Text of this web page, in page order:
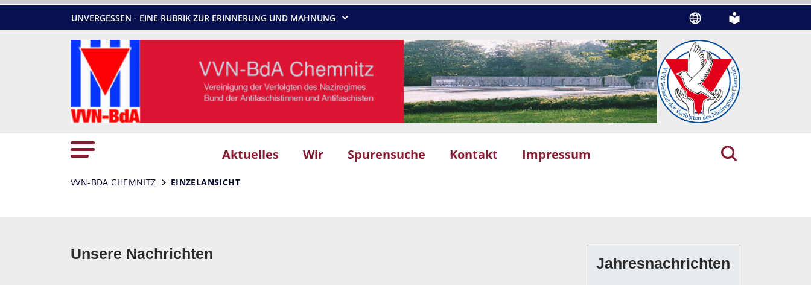
UNVERGESSEN - EINE RUBRIK ZUR ERINNERUNG UND MAHNUNG
Aktuelles Wir Spurensuche Kontakt Impressum
VVN-BDA CHEMNITZ EINZELANSICHT
Unsere Nachrichten
Jahresnachrichten